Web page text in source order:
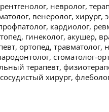
рентгенолог, невролог,
венеролог, хирург,
кардиолог,
гинеколог, акушер,
ортопед, травматолог,
стоматолог-
терапевт,
хирург,